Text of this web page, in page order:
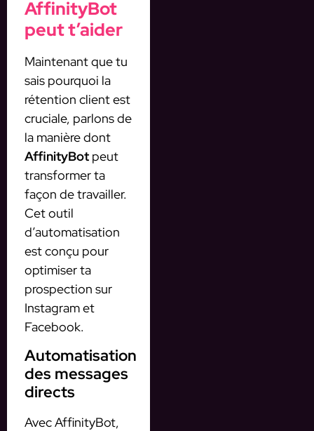
AffinityBot
peut t’aider
Maintenant que tu
sais pourquoi la
rétention client est
cruciale, parlons de
la manière dont
AffinityBot peut
transformer ta
façon de travailler.
Cet outil
d’automatisation
est conçu pour
optimiser ta
prospection sur
Instagram et
Facebook.
Automatisation
des messages
directs
Avec AffinityBot,